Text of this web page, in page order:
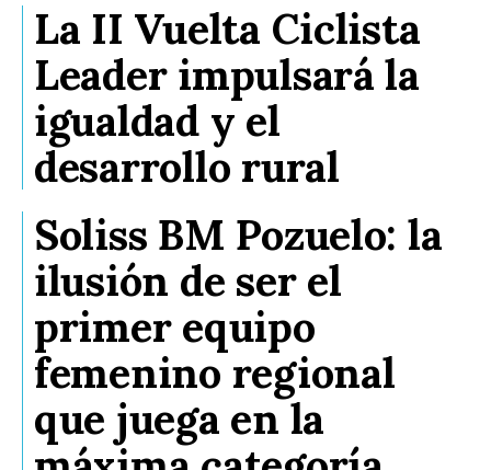
La II Vuelta Ciclista
Leader impulsará la
igualdad y el
desarrollo rural
Soliss BM Pozuelo: la
ilusión de ser el
primer equipo
femenino regional
que juega en la